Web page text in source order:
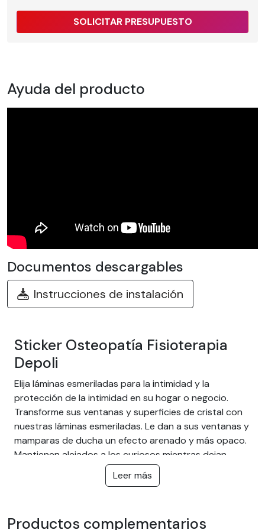
SOLICITAR PRESUPUESTO
Ayuda del producto
Documentos descargables
Instrucciones de instalación
Sticker Osteopatía Fisioterapia
Depoli
Elija láminas esmeriladas para la intimidad y la
protección de la intimidad en su hogar o negocio.
Transforme sus ventanas y superficies de cristal con
nuestras láminas esmeriladas. Le dan a sus ventanas y
mamparas de ducha un efecto arenado y más opaco.
Mantienen alejados a los curiosos mientras dejan
entrar una luz suave. Ideales para preservar su
intimidad sin oscurecer la habitación y protegerle de
La ventaja de las láminas
Leer más
Productos complementarios